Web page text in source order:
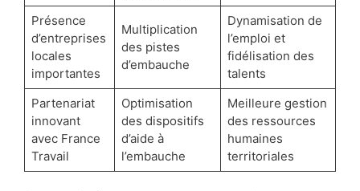
Présence
d’entreprises
locales
importantes
Multiplication
des pistes
d’embauche
Dynamisation de
l’emploi et
fidélisation des
talents
Partenariat
innovant
avec France
Travail
Optimisation
des dispositifs
d’aide à
l’embauche
Meilleure gestion
des ressources
humaines
territoriales